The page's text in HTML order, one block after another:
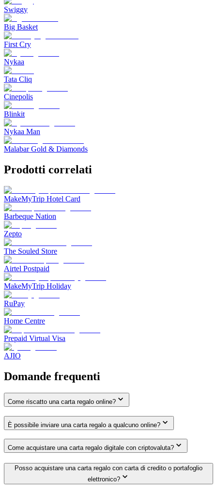
Swiggy
Big Basket
First Cry
Nykaa
Tata Cliq
Cinepolis
Blinkit
Nykaa Man
Malabar Gold & Diamonds
Prodotti correlati
MakeMyTrip Hotel Card
Barbeque Nation
Zepto
The Souled Store
Airtel Postpaid
MakeMyTrip Holiday
RuPay
Home Centre
Prepaid Virtual Visa
AJIO
Domande frequenti
Come riscatto una carta regalo online?
È possibile inviare una carta regalo a qualcuno online?
Come acquistare una carta regalo digitale con criptovaluta?
Posso acquistare una carta regalo con carta di credito o portafoglio
elettronico?